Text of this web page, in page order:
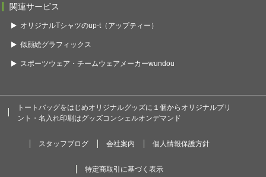
関連サービス
オリジナルTシャツのup-t（アップティー）
似顔絵グラフィックス
スポーツウェア・チームウェアメーカーwundou
トートバッグをはじめオリジナルグッズに１個からオリジナルプリ
ント・名入れ印刷はグッズコンシェルオンデマンド
スタッフブログ 会社案内 個人情報保護方針
特定商取引に基づく表示